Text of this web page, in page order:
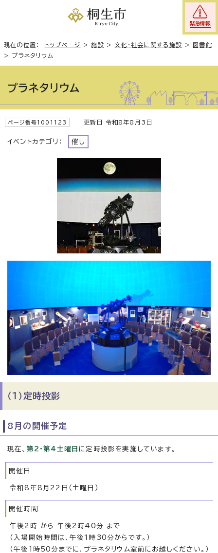
緊急情報
現在の位置： トップページ >施設 >文化・社会に関する施設 > 図書館
> プラネタリウム
プラネタリウム
ページ番号1001123 更新日 令和8年8月3日
イベントカテゴリ： 催し
（1）定時投影
8月の開催予定
現在、 第2・第4土曜日 に定時投影を実施しています。
開催日
令和8年8月22日（土曜日）
開催時間
午後2時 から 午後2時40分 まで
（入場開始時間は、午後1時30分からです。）
（午後1時50分までに、プラネタリウム室前にお越しください。）